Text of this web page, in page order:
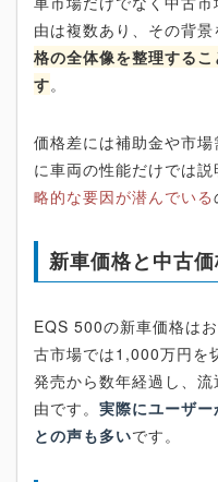
由は複数あり、その背景
格の全体像を整理する
す。
価格差には補助金や市
に車両の性能だけでは説
略的な要因が潜んでいる
新車価格と中古
EQS 500の新車価格は
古市場では1,000万円を
発売から数年経過し、
由です。 実際にユーザー
との声も多いです。